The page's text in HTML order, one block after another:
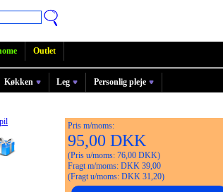
Outlet
Køkken Leg Personlig pleje
Pris m/moms:
95,00 DKK
(Pris u/moms: 76,00 DKK)
Fragt m/moms: DKK 39,00
(Fragt u/moms: DKK 31,20)